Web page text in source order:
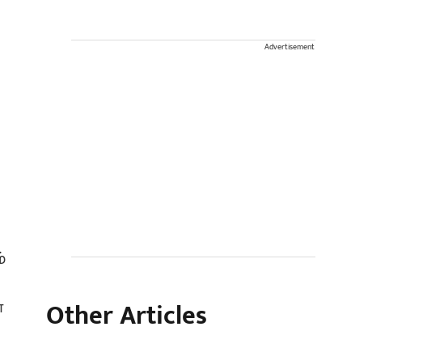
Advertisement
Other Articles